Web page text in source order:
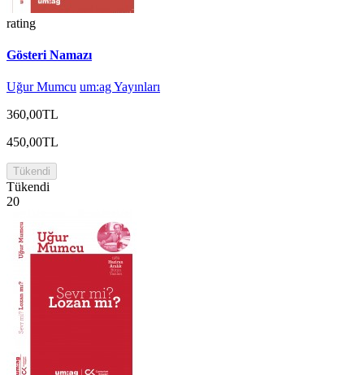
rating
Gösteri Namazı
Uğur Mumcu um:ag Yayınları
360,00TL
450,00TL
Tükendi
Tükendi
20